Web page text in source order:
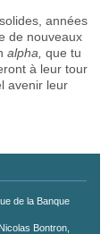
années
de nouveaux
alpha, que tu
à leur tour
avenir leur
de la Banque
Bontron,